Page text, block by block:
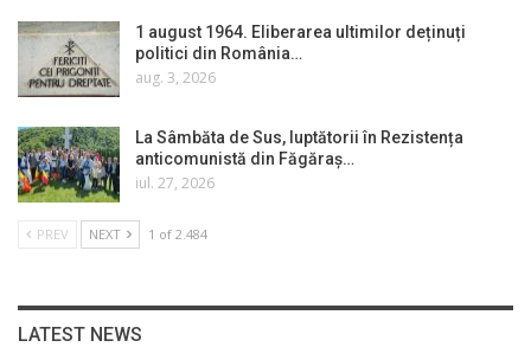
1 august 1964. Eliberarea ultimilor deținuți
politici din România…
aug. 3, 2026
La Sâmbăta de Sus, luptătorii în Rezistența
anticomunistă din Făgăraș…
iul. 27, 2026
PREV NEXT 1 of 2.484
LATEST NEWS